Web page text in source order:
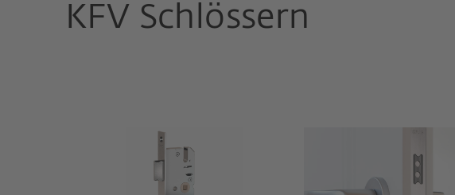
KFV Schlössern